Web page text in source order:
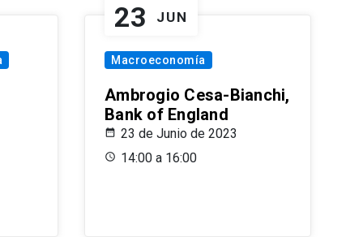
23 JUN
Macroeconomía
Ambrogio Cesa-Bianchi,
Bank of England
23 de Junio de 2023
14:00 a 16:00